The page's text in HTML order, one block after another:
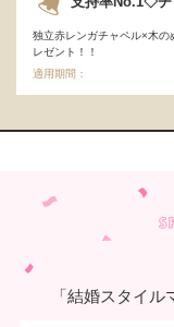
独立赤レンガチャペル×木
レゼント！！
適用期間：
「結婚スタイ